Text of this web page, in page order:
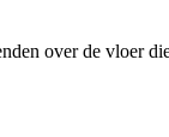
over de vloer